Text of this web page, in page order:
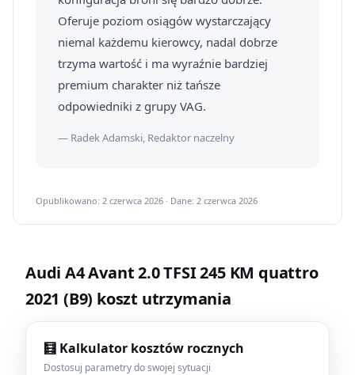
Oferuje poziom osiągów wystarczający
niemal każdemu kierowcy, nadal dobrze
trzyma wartość i ma wyraźnie bardziej
premium charakter niż tańsze
odpowiedniki z grupy VAG.
— Radek Adamski, Redaktor naczelny
Opublikowano: 2 czerwca 2026 · Dane: 2 czerwca 2026
Audi A4 Avant 2.0 TFSI 245 KM quattro
2021 (B9) koszt utrzymania
🧮 Kalkulator kosztów rocznych
Dostosuj parametry do swojej sytuacji